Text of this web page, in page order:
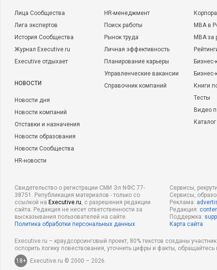
Лица Сообщества
Лига экспертов
История Сообщества
Журнал Executive.ru
Executive отдыхает
НОВОСТИ
Новости дня
Новости компаний
Отставки и назначения
Новости образования
Новости Сообщества
HR-новости
HR-менеджмент
Поиск работы
Рынок труда
Личная эффективность
Планирование карьеры
Управленческие вакансии
Справочник компаний
MBA в
MBA
Бизнес-
Книги
Тесты
Видео
Свидетельство о регистрации СМИ Эл NФС 77-
38751. Републикация материалов - только со
ссылкой на Executive.ru, с разрешения редакции
сайта. Редакция не несет ответственности за
высказывания пользователей на сайте.
Политика обработки персональных данных
Сервисы,
Сервисы,
Реклама:
Редакция:
Поддержка:
Карта сайта
Executive.ru – краудсорсинговый проект, 80% текстов созданы
оспорить логику повествования, уточнить цифры и факты,
18+
Executive.ru © 2000 – 2026.